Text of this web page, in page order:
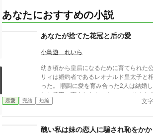
あなたにおすすめの小説
あなたが捨てた花冠と后の愛
小鳥遊 れいら
幼き頃から皇后になるために育てられた
リィは婚約者であるレオナルド皇太子と
った。 順調に愛を育み合った2人は結婚し
なか子宝に恵まれなかった。。。 そんなある日、隣
国から王女であるルチア様が側妃として
ちをかけるような出来事が起き、愛では
恋愛 完結 短編 文
醜い私は妹の恋人に騙され恥をか